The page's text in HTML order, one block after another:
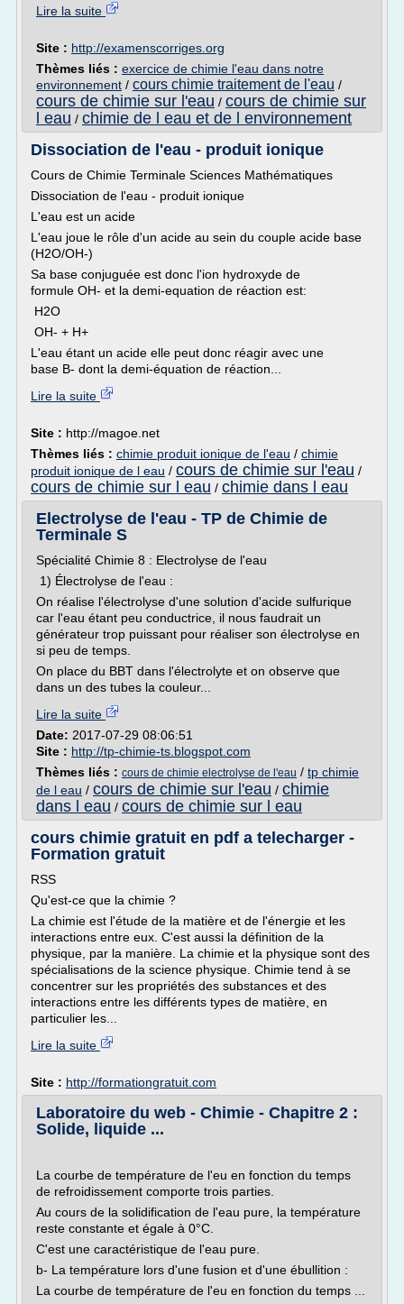
Lire la suite
Site : http://examenscorriges.org
Thèmes liés : exercice de chimie l'eau dans notre
environnement / cours chimie traitement de l'eau /
cours de chimie sur l'eau / cours de chimie sur
l eau / chimie de l eau et de l environnement
Dissociation de l'eau - produit ionique
Cours de Chimie Terminale Sciences Mathématiques
Dissociation de l'eau - produit ionique
L'eau est un acide
L'eau joue le rôle d'un acide au sein du couple acide base
(H2O/OH-)
Sa base conjuguée est donc l'ion hydroxyde de
formule OH- et la demi-equation de réaction est:
H2O
OH- + H+
L'eau étant un acide elle peut donc réagir avec une
base B- dont la demi-équation de réaction...
Lire la suite
Site : http://magoe.net
Thèmes liés : chimie produit ionique de l'eau / chimie
produit ionique de l eau / cours de chimie sur l'eau /
cours de chimie sur l eau / chimie dans l eau
Electrolyse de l'eau - TP de Chimie de
Terminale S
Spécialité Chimie 8 : Electrolyse de l'eau
1) Électrolyse de l'eau :
On réalise l'électrolyse d'une solution d'acide sulfurique
car l'eau étant peu conductrice, il nous faudrait un
générateur trop puissant pour réaliser son électrolyse en
si peu de temps.
On place du BBT dans l'électrolyte et on observe que
dans un des tubes la couleur...
Lire la suite
Date: 2017-07-29 08:06:51
Site : http://tp-chimie-ts.blogspot.com
Thèmes liés : cours de chimie electrolyse de l'eau / tp chimie
de l eau / cours de chimie sur l'eau / chimie
dans l eau / cours de chimie sur l eau
cours chimie gratuit en pdf a telecharger -
Formation gratuit
RSS
Qu'est-ce que la chimie ?
La chimie est l'étude de la matière et de l'énergie et les
interactions entre eux. C'est aussi la définition de la
physique, par la manière. La chimie et la physique sont des
spécialisations de la science physique. Chimie tend à se
concentrer sur les propriétés des substances et des
interactions entre les différents types de matière, en
particulier les...
Lire la suite
Site : http://formationgratuit.com
Laboratoire du web - Chimie - Chapitre 2 :
Solide, liquide ...
La courbe de température de l'eu en fonction du temps
de refroidissement comporte trois parties.
Au cours de la solidification de l'eau pure, la température
reste constante et égale à 0°C.
C'est une caractéristique de l'eau pure.
b- La température lors d'une fusion et d'une ébullition :
La courbe de température de l'eu en fonction du temps ...